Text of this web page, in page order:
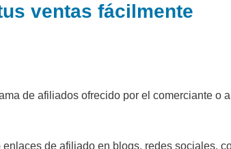
ventas fácilmente
de afiliados ofrecido por el comerciante o
de afiliado en blogs, redes sociales,